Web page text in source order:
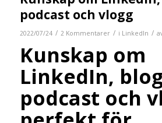
podcast och vlogg
2022/07/24 / 2 Kommentarer / i LinkedIn /
Kunskap om
LinkedIn,
podcast och